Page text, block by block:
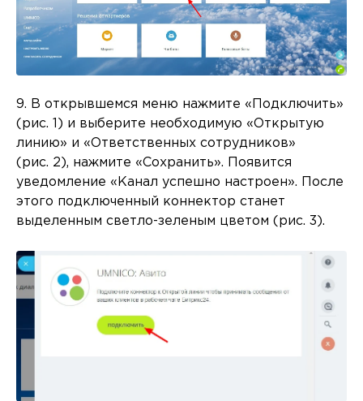
9. В открывшемся меню нажмите «Подключить»
(рис. 1) и выберите необходимую «Открытую
линию» и «Ответственных сотрудников»
(рис. 2), нажмите «Сохранить». Появится
уведомление «Канал успешно настроен». После
этого подключенный коннектор станет
выделенным светло-зеленым цветом (рис. 3).